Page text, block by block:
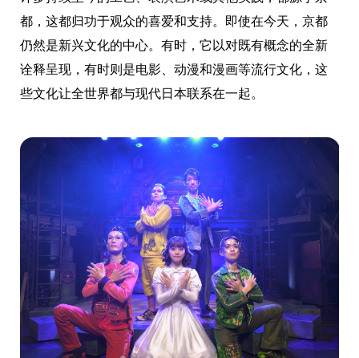
都，这都归功于观众的喜爱和支持。即使在今天，京都
仍然是新兴文化的中心。有时，它以对既有概念的全新
诠释呈现，有时则是电影、动漫和漫画等流行文化，这
些文化让全世界都与现代日本联系在一起。